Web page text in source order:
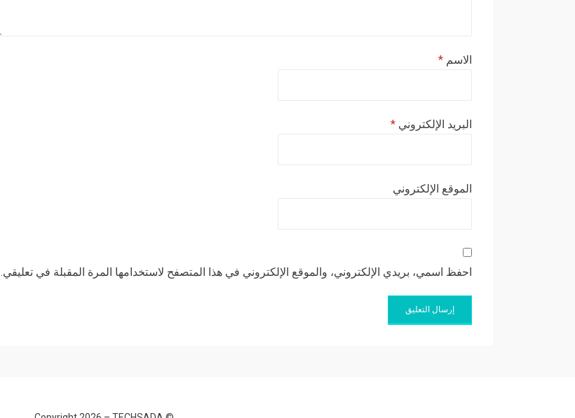
الاسم *
البريد الإلكتروني *
الموقع الإلكتروني
احفظ اسمي، بريدي الإلكتروني، والموقع الإلكتروني في هذا المتصفح لاستخدامها المرة المقبلة في تعليقي.